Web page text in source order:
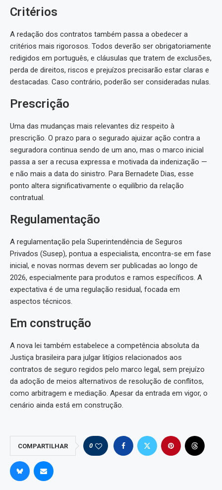
Critérios
A redação dos contratos também passa a obedecer a
critérios mais rigorosos. Todos deverão ser obrigatoriamente
redigidos em português, e cláusulas que tratem de exclusões,
perda de direitos, riscos e prejuízos precisarão estar claras e
destacadas. Caso contrário, poderão ser consideradas nulas.
Prescrição
Uma das mudanças mais relevantes diz respeito à
prescrição. O prazo para o segurado ajuizar ação contra a
seguradora continua sendo de um ano, mas o marco inicial
passa a ser a recusa expressa e motivada da indenização —
e não mais a data do sinistro. Para Bernadete Dias, esse
ponto altera significativamente o equilíbrio da relação
contratual.
Regulamentação
A regulamentação pela Superintendência de Seguros
Privados (Susep), pontua a especialista, encontra-se em fase
inicial, e novas normas devem ser publicadas ao longo de
2026, especialmente para produtos e ramos específicos. A
expectativa é de uma regulação residual, focada em
aspectos técnicos.
Em construção
A nova lei também estabelece a competência absoluta da
Justiça brasileira para julgar litígios relacionados aos
contratos de seguro regidos pelo marco legal, sem prejuízo
da adoção de meios alternativos de resolução de conflitos,
como arbitragem e mediação. Apesar da entrada em vigor, o
cenário ainda está em construção.
COMPARTILHAR 0